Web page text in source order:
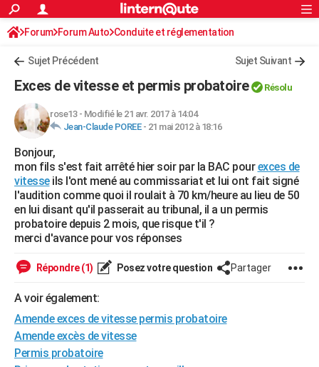
ACTUALITÉS
Politique
Société
Faits Divers
Education
Monde
Villes
+
FINANCE
Retraite
Impôts
Epargne
Immobilier
Risques naturels par ville
Banque
Assurance
Crédit
AUTO
Essais
Réserver un essai
Citadines
Berlines
SUV
Forum auto
+HIGH-TECH
Mobiles
Meilleur smartphone
Internet
Ordinateurs
Jeux vidéo
Guide high-tech
+BRICOLAGE
Forum
Aménagement intérieur
Extérieur
Cuisine
Salle de bains
Jardinage
Rangement
WEEK-END
Art de vivre
Bien-être
Loisirs
Mode
Modes de vie
Alimentation
Guide de la santé
Maladies
Médicaments
Sommeil
Destinations
City break
Voyage nature
Voyage de noces
Forum
Climat
+PHOTO
S'inscrire
Connexion
Forum Forum Auto Conduite et réglementation
Radars et permis
Sujet Précédent Sujet Suivant
Exces de vitesse et permis probatoire Résolu
rose13- Modifié le 21 avr. 2017 à 14:04
Jean-Claude POREE- 21 mai 2012 à 18:16
Bonjour,
mon fils s'est fait arrêté hier soir par la BAC pourexces de
vitesseils l'ont mené au commissariat et lui ont fait signé
l'audition comme quoi il roulait à 70 km/heure au lieu de 50
en lui disant qu'il passerait au tribunal, il a un permis
probatoire depuis 2 mois, que risque t'il ?
merci d'avance pour vos réponses
Répondre (1) Posez votre question Partager
A voir également:
Amende exces de vitesse permis probatoire
Amende excès de vitesse
Permis probatoire